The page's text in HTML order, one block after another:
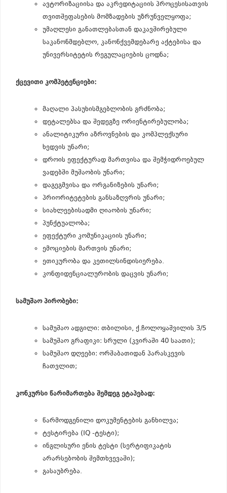
ავტორიზაციისა და აკრედიტაციის პროცესისათვის
თვითშეფასების მომზადების უზრუნველყოფა;
უმაღლესი განათლებასთან დაკავშირებული
საკანონმდებლო, კანონქვემდებარე აქტებისა და
უნივერსიტეტის რეგულაციების ცოდნა;
ქცევითი კომპეტენციები:
მაღალი პასუხისმგებლობის გრძნობა;
დეტალებსა და შედეგზე ორიენტირებულობა;
ანალიტიკური აზროვნების და კომპლექსური
ხედვის უნარი;
დროის ეფექტურად მართვისა და შემჭიდროებულ
ვადებში მუშაობის უნარი;
დაგეგმვისა და ორგანიზების უნარი;
პრიორიტეტების განსაზღვრის უნარი;
სიახლეებისადმი ღიაობის უნარი;
პუნქტუალობა;
ეფექტური კომუნიკაციის უნარი;
ემოციების მართვის უნარი;
ეთიკურობა და კეთილსინდისიერება.
კონფიდენციალურობის დაცვის უნარი;
სამუშაო პირობები:
სამუშაო ადგილი: თბილისი, ქ.ჩოლოყაშვილის 3/5
სამუშაო გრაფიკი: სრული (კვირაში 40 საათი);
სამუშაო დღეები: ორშაბათიდან პარასკევის
ჩათვლით;
კონკურსი წარიმართება შემდეგ ეტაპებად:
წარმოდგენილი დოკუმენტების განხილვა;
ტესტირება (IQ -ტესტი);
ინგლისური ენის ტესტი (სერტიფიკატის
არარსებობის შემთხვევაში);
გასაუბრება.